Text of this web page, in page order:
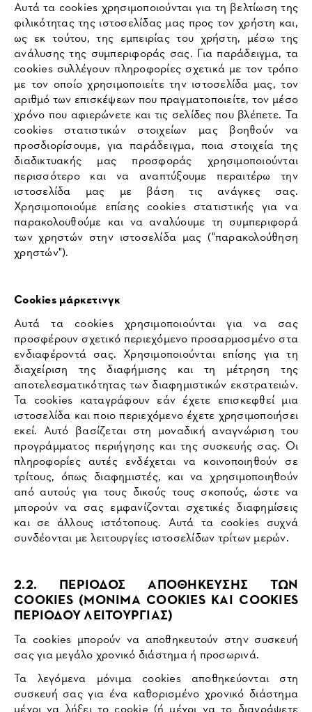
Αυτά τα cookies χρησιμοποιούνται για τη βελτίωση της
φιλικότητας της ιστοσελίδας μας προς τον χρήστη και,
ως εκ τούτου, της εμπειρίας του χρήστη, μέσω της
ανάλυσης της συμπεριφοράς σας. Για παράδειγμα, τα
cookies συλλέγουν πληροφορίες σχετικά με τον τρόπο
με τον οποίο χρησιμοποιείτε την ιστοσελίδα μας, τον
αριθμό των επισκέψεων που πραγματοποιείτε, τον μέσο
χρόνο που αφιερώνετε και τις σελίδες που βλέπετε. Τα
cookies στατιστικών στοιχείων μας βοηθούν να
προσδιορίσουμε, για παράδειγμα, ποια στοιχεία της
διαδικτυακής μας προσφοράς χρησιμοποιούνται
περισσότερο και να αναπτύξουμε περαιτέρω την
ιστοσελίδα μας με βάση τις ανάγκες σας.
Χρησιμοποιούμε επίσης cookies στατιστικής για να
παρακολουθούμε και να αναλύουμε τη συμπεριφορά
των χρηστών στην ιστοσελίδα μας ("παρακολούθηση
χρηστών").
Cookies μάρκετινγκ
Αυτά τα cookies χρησιμοποιούνται για να σας
προσφέρουν σχετικό περιεχόμενο προσαρμοσμένο στα
ενδιαφέροντά σας. Χρησιμοποιούνται επίσης για τη
διαχείριση της διαφήμισης και τη μέτρηση της
αποτελεσματικότητας των διαφημιστικών εκστρατειών.
Τα cookies καταγράφουν εάν έχετε επισκεφθεί μια
ιστοσελίδα και ποιο περιεχόμενο έχετε χρησιμοποιήσει
εκεί. Αυτό βασίζεται στη μοναδική αναγνώριση του
προγράμματος περιήγησης και της συσκευής σας. Οι
πληροφορίες αυτές ενδέχεται να κοινοποιηθούν σε
τρίτους, όπως διαφημιστές, και να χρησιμοποιηθούν
από αυτούς για τους δικούς τους σκοπούς, ώστε να
μπορούν να σας εμφανίζονται σχετικές διαφημίσεις
και σε άλλους ιστότοπους. Αυτά τα cookies συχνά
συνδέονται με λειτουργίες ιστοσελίδων τρίτων μερών.
2.2. ΠΕΡΙΟΔΟΣ ΑΠΟΘΗΚΕΥΣΗΣ ΤΩΝ
COOKIES (ΜΟΝΙΜΑ COOKIES ΚΑΙ COOKIES
ΠΕΡΙΟΔΟΥ ΛΕΙΤΟΥΡΓΙΑΣ)
Τα cookies μπορούν να αποθηκευτούν στην συσκευή
σας για μεγάλο χρονικό διάστημα ή προσωρινά.
Τα λεγόμενα μόνιμα cookies αποθηκεύονται στη
συσκευή σας για ένα καθορισμένο χρονικό διάστημα
μέχρι να λήξει το cookie (ή μέχρι να το διαγράψετε